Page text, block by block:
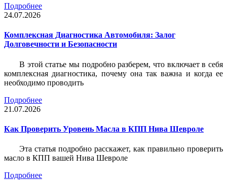
Подробнее
24.07.2026
Комплексная Диагностика Автомобиля: Залог
Долговечности и Безопасности
В этой статье мы подробно разберем, что включает в себя
комплексная диагностика, почему она так важна и когда ее
необходимо проводить
Подробнее
21.07.2026
Как Проверить Уровень Масла в КПП Нива Шевроле
Эта статья подробно расскажет, как правильно проверить
масло в КПП вашей Нива Шевроле
Подробнее